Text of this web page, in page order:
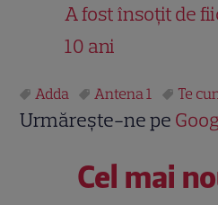
A fost însoțit de
10 ani
Adda Antena 1 Te
Urmărește-ne pe
Cel mai